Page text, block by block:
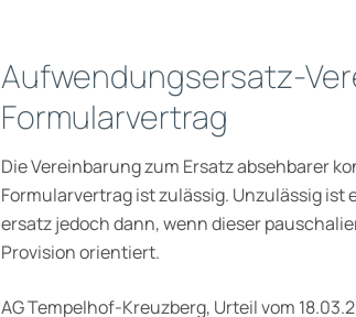
Aufwendungsersatz-
Formularvertrag
Die Vereinbarung zum Ersatz absehbarer
Formularvertrag ist zulässig. Unzulässig
ersatz jedoch dann, wenn dieser
Provision orientiert.
AG Tempelhof-Kreuzberg, Urteil vom